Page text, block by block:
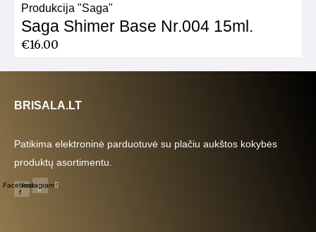
Produkcija "Saga"
Saga Shimer Base Nr.004 15ml.
€16.00
BRISALA.LT
Patikima elektroninė parduotuvė su plačiu aukštos kokybės
produktų asortimentu.
Facebook-
f
Instagram